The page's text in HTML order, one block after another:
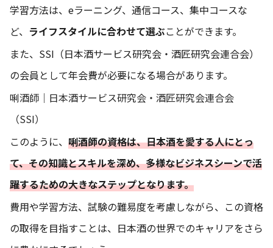
学習方法は、eラーニング、通信コース、集中コースな
ど、 ライフスタイルに合わせて選ぶことができます。
また、SSI（日本酒サービス研究会・酒匠研究会連合会）
の会員として年会費が必要になる場合があります。
唎酒師｜日本酒サービス研究会・酒匠研究会連合会
（SSI）
このように、 唎酒師の資格は、日本酒を愛する人にとっ
て、その知識とスキルを深め、多様なビジネスシーンで活
躍するための大きなステップとなります。
費用や学習方法、試験の難易度を考慮しながら、この資格
の取得を目指すことは、日本酒の世界でのキャリアをさら